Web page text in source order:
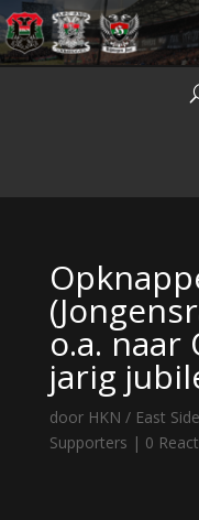
o.a. naar
jarig
door HKN / East Side
Supporters | 0